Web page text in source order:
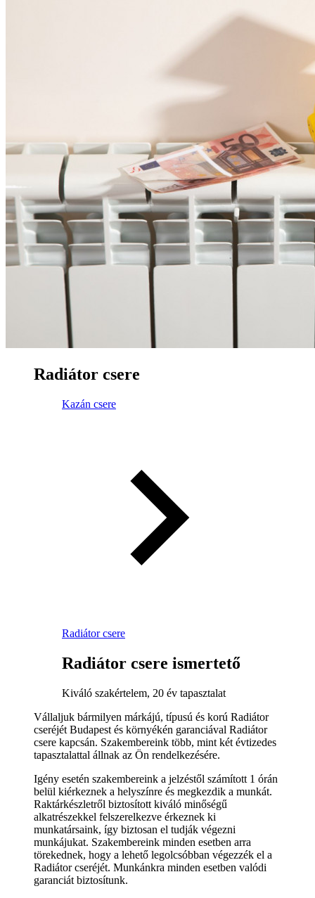
Radiátor csere
Kazán csere
Radiátor csere
Radiátor csere ismertető
Kiváló szakértelem, 20 év tapasztalat
Vállaljuk bármilyen márkájú, típusú és korú Radiátor
cseréjét Budapest és környékén garanciával Radiátor
csere kapcsán. Szakembereink több, mint két évtizedes
tapasztalattal állnak az Ön rendelkezésére.
Igény esetén szakembereink a jelzéstől számított 1 órán
belül kiérkeznek a helyszínre és megkezdik a munkát.
Raktárkészletről biztosított kiváló minőségű
alkatrészekkel felszerelkezve érkeznek ki
munkatársaink, így biztosan el tudják végezni
munkájukat. Szakembereink minden esetben arra
törekednek, hogy a lehető legolcsóbban végezzék el a
Radiátor cseréjét. Munkánkra minden esetben valódi
garanciát biztosítunk.